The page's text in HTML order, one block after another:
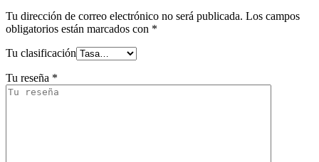
Tu dirección de correo electrónico no será publicada. Los campos
obligatorios están marcados con *
Tu clasificación
Tu reseña *